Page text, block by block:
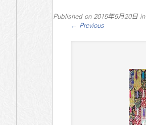
Published on 2015年5月20日in
← Previous